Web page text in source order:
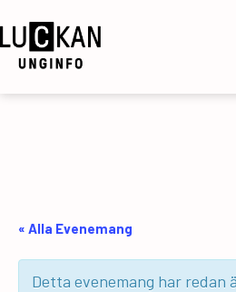
till
innehåll
« Alla Evenemang
Detta evenemang har redan